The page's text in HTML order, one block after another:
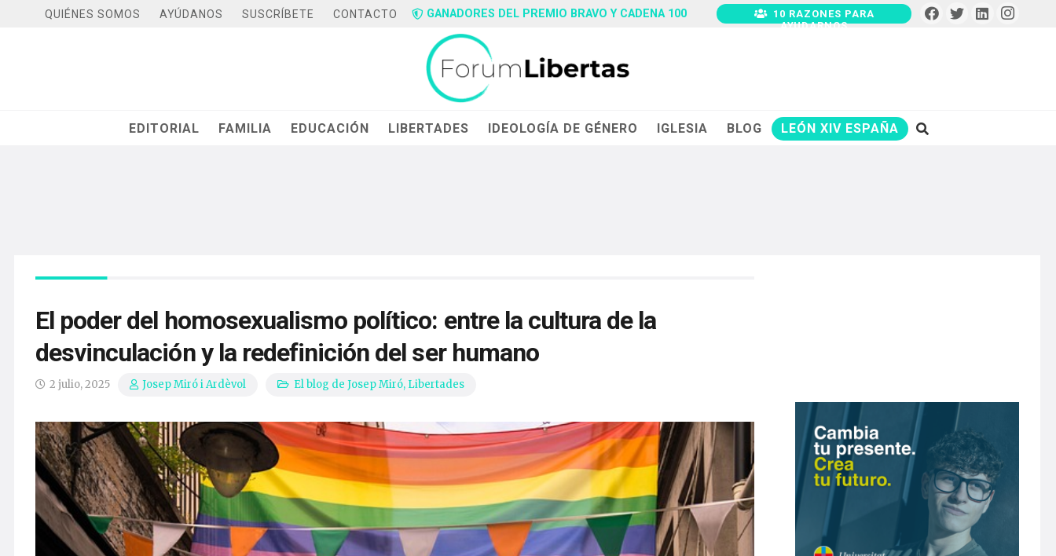
QUIÉNES SOMOS AYÚDANOS SUSCRÍBETE CONTACTO GANADORES DEL PREMIO BRAVO Y CADENA 100
10 RAZONES PARA
AYUDARNOS
EDITORIAL FAMILIA EDUCACIÓN LIBERTADES IDEOLOGÍA DE GÉNERO IGLESIA BLOG LEÓN XIV ESPAÑA
El poder del homosexualismo político: entre la cultura de la
desvinculación y la redefinición del ser humano
2 julio, 2025 Josep Miró i Ardèvol El blog de Josep Miró, Libertades